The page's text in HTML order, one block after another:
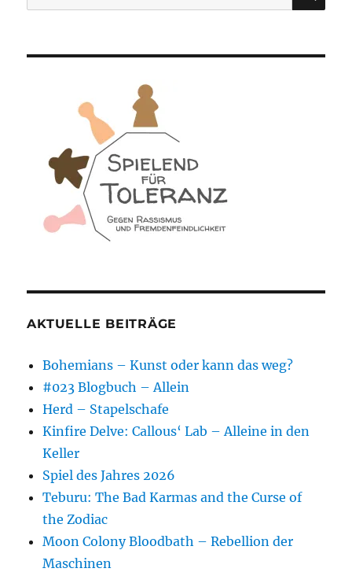
nach:
AKTUELLE BEITRÄGE
Bohemians – Kunst oder kann das weg?
#023 Blogbuch – Allein
Herd – Stapelschafe
Kinfire Delve: Callous‘ Lab – Alleine in den
Keller
Spiel des Jahres 2026
Teburu: The Bad Karmas and the Curse of
the Zodiac
Moon Colony Bloodbath – Rebellion der
Maschinen